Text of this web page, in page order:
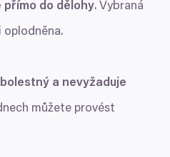
přímo do dělohy. Vybraná
oplodněna.
a nevyžaduje
můžete provést